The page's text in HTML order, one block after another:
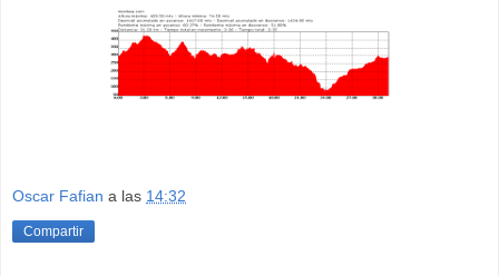
Oscar Fafian a las 14:32
Compartir